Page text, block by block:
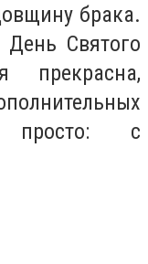
брака.
Святого
прекрасна,
просто: с